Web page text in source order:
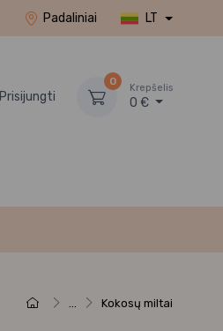
Padaliniai LT
Prisijungti
0
Krepšelis
0 €
... Kokosų miltai